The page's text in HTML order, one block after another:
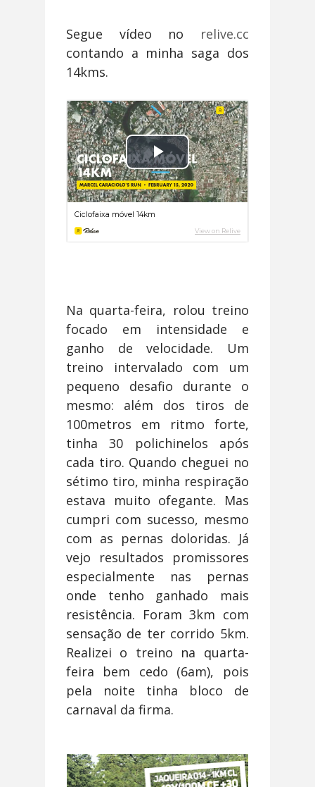
Segue vídeo no relive.cc
contando a minha saga dos
14kms.
Na quarta-feira, rolou treino
focado em intensidade e
ganho de velocidade. Um
treino intervalado com um
pequeno desafio durante o
mesmo: além dos tiros de
100metros em ritmo forte,
tinha 30 polichinelos após
cada tiro. Quando cheguei no
sétimo tiro, minha respiração
estava muito ofegante. Mas
cumpri com sucesso, mesmo
com as pernas doloridas. Já
vejo resultados promissores
especialmente nas pernas
onde tenho ganhado mais
resistência. Foram 3km com
sensação de ter corrido 5km.
Realizei o treino na quarta-
feira bem cedo (6am), pois
pela noite tinha bloco de
carnaval da firma.